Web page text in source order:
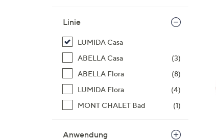
Linie
LUMIDA Casa
ABELLA Casa
(3)
ABELLA Flora
(8)
LUMIDA Flora
(4)
MONT CHALET Bad
(1)
Anwendung